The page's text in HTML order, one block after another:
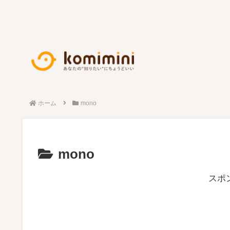
ホーム mono
mono
スポ